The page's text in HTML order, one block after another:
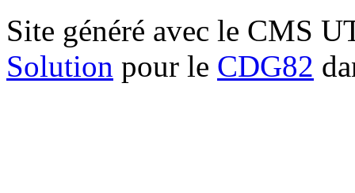
Site généré avec le CMS
Solution pour le CDG82